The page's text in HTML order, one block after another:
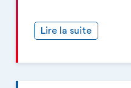
Lire la suite